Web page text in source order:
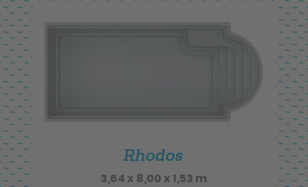
Rhodos
3,64 x 8,00 x 1,53 m